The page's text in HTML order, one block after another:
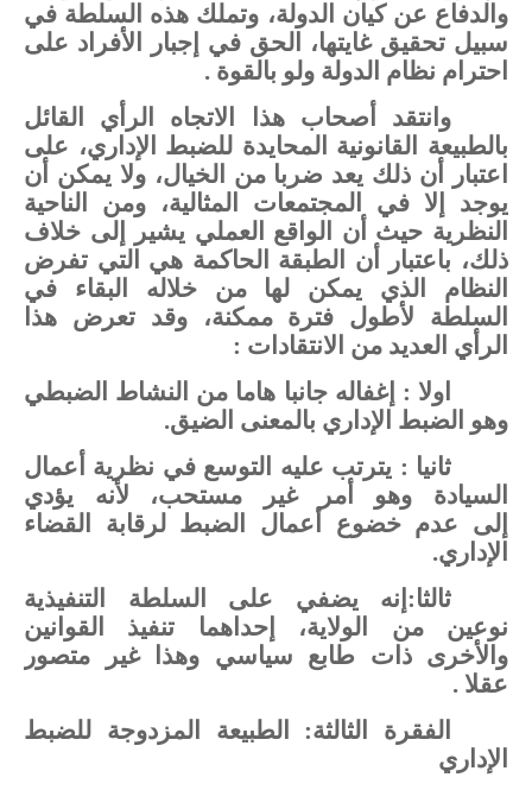
والدفاع عن كيان الدولة، وتملك هذه السلطة في
سبيل تحقيق غايتها، الحق في إجبار الأفراد على
احترام نظام الدولة ولو بالقوة .
وانتقد
أصحاب هذا الاتجاه الرأي
القائل
بالطبيعة
القانونية المحايدة للضبط الإداري، على
اعتبار
أن ذلك يعد ضربا من الخيال، ولا يمكن أن
يوجد
إلا في المجتمعات المثالية، ومن
الناحية
النظرية حيث أن الواقع العملي يشير إلى خلاف
ذلك، باعتبار أن الطبقة الحاكمة هي التي تفرض
النظام
الذي يمكن لها من خلاله البقاء
في
السلطة
لأطول فترة ممكنة، وقد تعرض هذا
الرأي العديد من الانتقادات :
اولا : إغفاله جانبا هاما من النشاط الضبطي
وهو الضبط الإداري بالمعنى الضيق.
ثانيا : يترتب عليه التوسع في نظرية أعمال
السيادة
وهو أمر غير مستحب، لأنه
يؤدي
إلى عدم خضوع أعمال الضبط لرقابة
القضاء
الإداري.
ثالثا: إنه يضفي على السلطة
التنفيذية
نوعين
من الولاية، إحداهما تنفيذ
القوانين
والأخرى ذات طابع سياسي وهذا غير
متصور
عقلا .
الفقرة الثالثة:
الطبيعة المزدوجة للضبط
الإداري